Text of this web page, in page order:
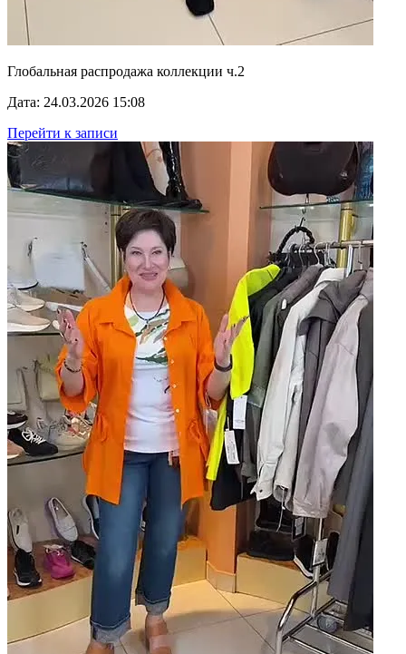
Глобальная распродажа коллекции ч.2
Дата: 24.03.2026 15:08
Перейти к записи